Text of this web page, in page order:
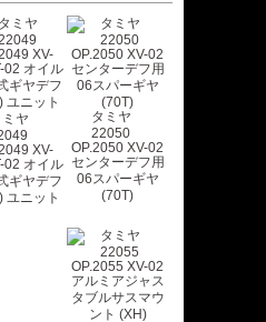
ミヤ
XV-
02 オイル
ギヤデフ
ユニット
タミヤ
22050
OP.2050 XV-02
センターデフ用
06スパーギヤ
(70T)